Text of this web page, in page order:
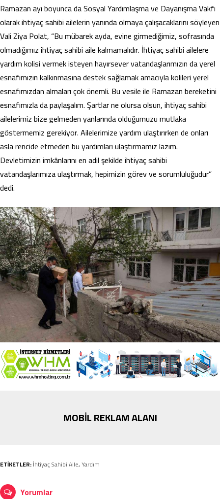
Ramazan ayı boyunca da Sosyal Yardımlaşma ve Dayanışma Vakfı
olarak ihtiyaç sahibi ailelerin yanında olmaya çalışacaklarını söyleyen
Vali Ziya Polat, “Bu mübarek ayda, evine girmediğimiz, sofrasında
olmadığımız ihtiyaç sahibi aile kalmamalıdır. İhtiyaç sahibi ailelere
yardım kolisi vermek isteyen hayırsever vatandaşlarımızın da yerel
esnafımızın kalkınmasına destek sağlamak amacıyla kolileri yerel
esnafımızdan almaları çok önemli. Bu vesile ile Ramazan bereketini
esnafımızla da paylaşalım. Şartlar ne olursa olsun, ihtiyaç sahibi
ailelerimiz bize gelmeden yanlarında olduğumuzu mutlaka
göstermemiz gerekiyor. Ailelerimize yardım ulaştırırken de onları
asla rencide etmeden bu yardımları ulaştırmamız lazım.
Devletimizin imkânlarını en adil şekilde ihtiyaç sahibi
vatandaşlarımıza ulaştırmak, hepimizin görev ve sorumluluğudur”
dedi.
MOBİL REKLAM ALANI
ETİKETLER:İhtiyaç Sahibi Aile,Yardım
Yorumlar